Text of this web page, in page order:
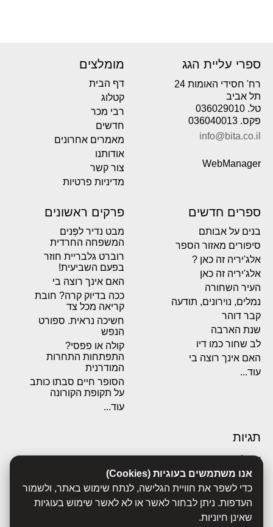
אנו משתמשים בעוגיות (Cookies)
כדי לשפר את חוויית הגלישה, לנתח שימוש באתר, ולשמור
העדפות. ניתן לבחור לאשר או לא לאשר שימוש בעוגיות
שאינן חיוניות.
ספרי עליית הגג
רח' חסידי האומות 24
תל אביב
טל. 036029010
פקס. 036040013
info@bita.co.il
WebManager
מומלצים
דף הבית
קטלוג
רבי מכר
חדשים
מאמרים אחרונים
אודותנו
צור קשר
מדיניות פרטיות
ספרים חדשים
בנים על אבותם
סיפורים מאזור הספר
אלג'יריה זה כאן ?
אלג'יריה זה כאן
העיר השחורה
נמלים, נוירונים, תודעה
קבר דוהר
שנת הארבה
לב שחור כמו דיו
האם אינך רוצה בי
עוד...
פרקים ראשונים
מבט נדיר לפְּנים
המשפחה החרדית
רוברט גלבריית חוזר
בפעם השביעית!
האם אינך רוצה בי
ככה בדיוק קרה? חובת
קריאה מכל צד
חשיכה נראית. ספורט
הנפש
קולה או פפסי?
התפתחות התחרות
המודרנית
הסופר חיים סבתו כותב
על תקופת הקורונה
עוד...
תגיות
אבולוציה
אכסדרה
אנשים
ביוגרפיות
ביולוגיה